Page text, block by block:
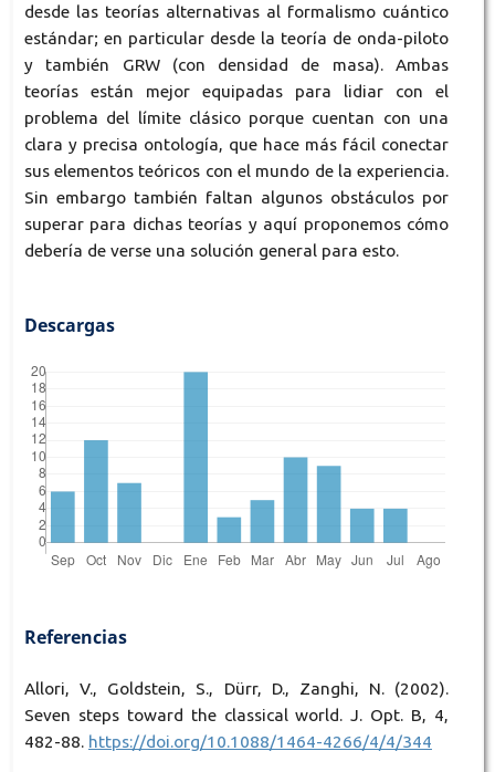
desde las teorías alternativas al formalismo cuántico
estándar; en particular desde la teoría de onda-piloto
y también GRW (con densidad de masa). Ambas
teorías están mejor equipadas para lidiar con el
problema del límite clásico porque cuentan con una
clara y precisa ontología, que hace más fácil conectar
sus elementos teóricos con el mundo de la experiencia.
Sin embargo también faltan algunos obstáculos por
superar para dichas teorías y aquí proponemos cómo
debería de verse una solución general para esto.
Descargas
Referencias
Allori, V., Goldstein, S., Dürr, D., Zanghi, N. (2002).
Seven steps toward the classical world. J. Opt. B, 4,
482-88. https://doi.org/10.1088/1464-4266/4/4/344